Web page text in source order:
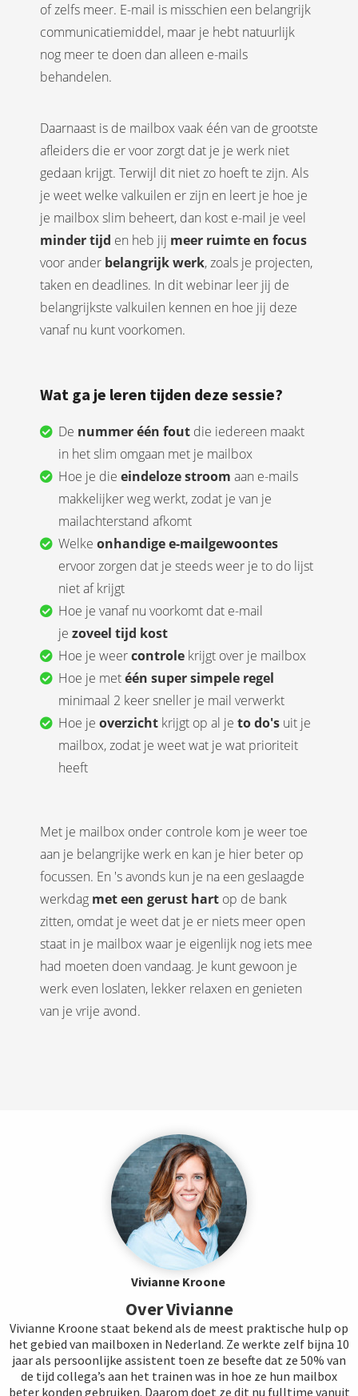
of zelfs meer. E-mail is misschien een belangrijk
communicatiemiddel, maar je hebt natuurlijk
nog meer te doen dan alleen e-mails
behandelen.
Daarnaast is de mailbox vaak één van de grootste
afleiders die er voor zorgt dat je je werk niet
gedaan krijgt. Terwijl dit niet zo hoeft te zijn. Als
je weet welke valkuilen er zijn en leert je hoe je
je mailbox slim beheert, dan kost e-mail je veel
minder tijd en heb jij meer ruimte en focus
voor ander belangrijk werk, zoals je projecten,
taken en deadlines. In dit webinar leer jij de
belangrijkste valkuilen kennen en hoe jij deze
vanaf nu kunt voorkomen.
Wat ga je leren tijden deze sessie?
De nummer één fout die iedereen maakt
in het slim omgaan met je mailbox
Hoe je die eindeloze stroomaan e-mails
makkelijker weg werkt, zodat je van je
mailachterstand afkomt
Welkeonhandige e-mailgewoontes
ervoor zorgen dat je steeds weer je to do lijst
niet af krijgt
Hoe je vanaf nu voorkomt dat e-mail
je zoveel tijd kost
Hoe je weercontrole krijgt over je mailbox
Hoe je metéén super simpele regel
minimaal 2 keer sneller je mail verwerkt
Hoe jeoverzicht krijgt op al jeto do's uit je
mailbox, zodat je weet wat je wat prioriteit
heeft
Met je mailbox onder controle kom je weer toe
aan je belangrijke werk en kan je hier beter op
focussen. En 's avonds kun je na een geslaagde
werkdag met een gerust hart op de bank
zitten, omdat je weet dat je er niets meer open
staat in je mailbox waar je eigenlijk nog iets mee
had moeten doen vandaag. Je kunt gewoon je
werk even loslaten, lekker relaxen en genieten
van je vrije avond.
Vivianne Kroone
Over Vivianne
Vivianne Kroone staat bekend als de meest praktische hulp op
het gebied van mailboxen in Nederland. Ze werkte zelf bijna 10
jaar als persoonlijke assistent toen ze besefte dat ze 50% van
de tijd collega’s aan het trainen was in hoe ze hun mailbox
beter konden gebruiken. Daarom doet ze dit nu fulltime vanuit